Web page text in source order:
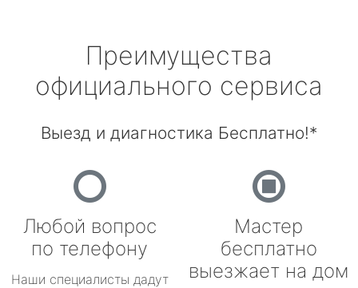
Преимущества
официального сервиса
Выезд и диагностика Бесплатно!*
Любой вопрос
по телефону
Наши специалисты дадут
Мастер
бесплатно
выезжает на дом